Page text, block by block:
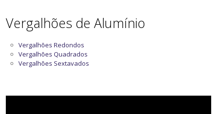
Vergalhões de Alumínio
Vergalhões Redondos
Vergalhões Quadrados
Vergalhões Sextavados